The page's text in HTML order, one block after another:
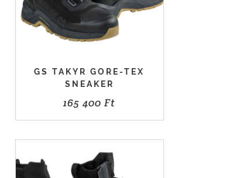
GS TAKYR GORE-TEX
SNEAKER
165 400Ft